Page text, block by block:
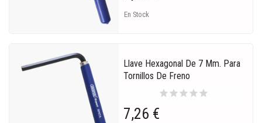
En Stock
Llave Hexagonal De 7 Mm. Para
Tornillos De Freno
starstarstarstarstar
7,26 €